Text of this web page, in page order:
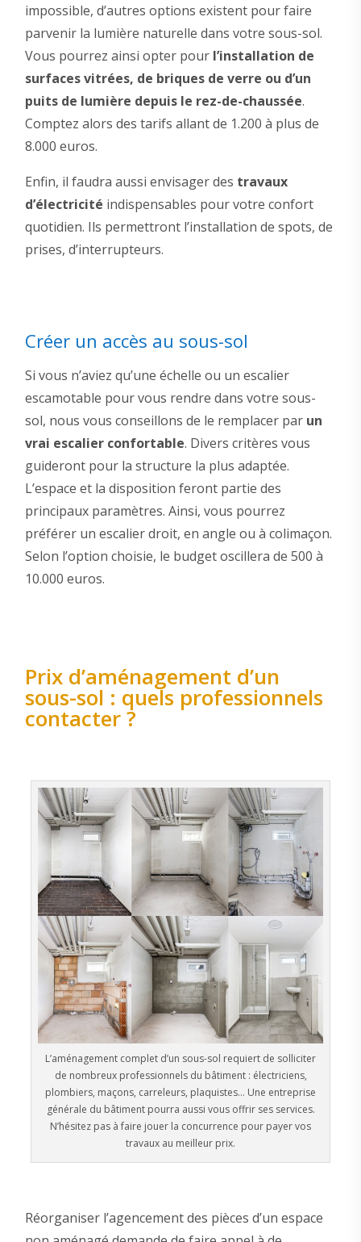
impossible, d’autres options existent pour faire
parvenir la lumière naturelle dans votre sous-sol.
Vous pourrez ainsi opter pour l’installation de
surfaces vitrées, de briques de verre ou d’un
puits de lumière depuis le rez-de-chaussée.
Comptez alors des tarifs allant de 1.200 à plus de
8.000 euros.
Enfin, il faudra aussi envisager des travaux
d’électricité indispensables pour votre confort
quotidien. Ils permettront l’installation de spots, de
prises, d’interrupteurs.
Créer un accès au sous-sol
Si vous n’aviez qu’une échelle ou un escalier
escamotable pour vous rendre dans votre sous-
sol, nous vous conseillons de le remplacer par un
vrai escalier confortable. Divers critères vous
guideront pour la structure la plus adaptée.
L’espace et la disposition feront partie des
principaux paramètres. Ainsi, vous pourrez
préférer un escalier droit, en angle ou à colimaçon.
Selon l’option choisie, le budget oscillera de 500 à
10.000 euros.
Prix d’aménagement d’un
sous-sol : quels professionnels
contacter ?
L’aménagement complet d’un sous-sol requiert de solliciter
de nombreux professionnels du bâtiment : électriciens,
plombiers, maçons, carreleurs, plaquistes… Une entreprise
générale du bâtiment pourra aussi vous offrir ses services.
N’hésitez pas à faire jouer la concurrence pour payer vos
travaux au meilleur prix.
Réorganiser l’agencement des pièces d’un espace